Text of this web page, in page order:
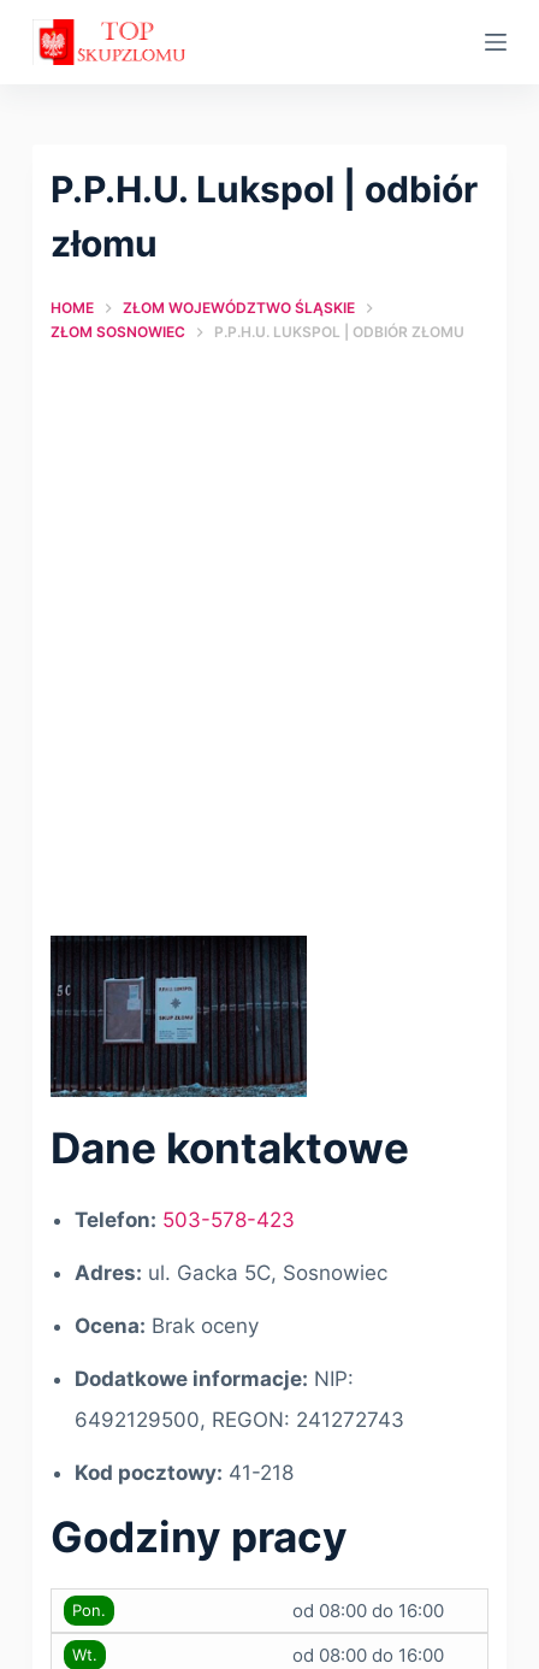
P.P.H.U. Lukspol | оdbiór
złomu
HOME
ZŁOM WOJEWÓDZTWO ŚLĄSKIE
ZŁOM SOSNOWIEC
P.P.H.U. LUKSPOL | ОDBIÓR ZŁOMU
Dane kontaktowe
Telefon: 503-578-423
Adres: ul. Gacka 5C, Sosnowiec
Ocena: Brak oceny
Dodatkowe informacje: NIP:
6492129500, REGON: 241272743
Kod pocztowy: 41-218
Godziny pracy
Pon. od 08:00 do 16:00
Wt. od 08:00 do 16:00